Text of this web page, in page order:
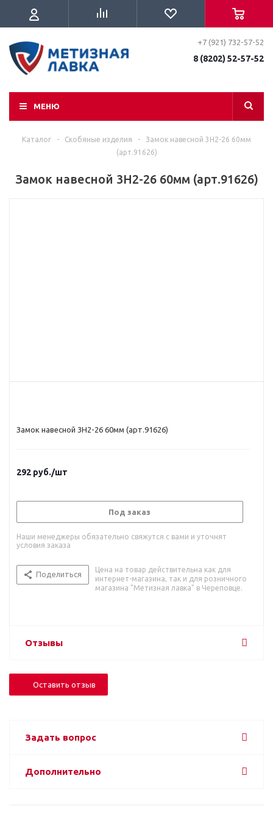
+7 (921) 732-57-52
8 (8202) 52-57-52
МЕНЮ
Каталог - Скобяные изделия -
Замок навесной 3Н2-26 60мм
(арт.91626)
Замок навесной 3Н2-26 60мм (арт.91626)
Замок навесной 3Н2-26 60мм (арт.91626)
292 руб./шт
Под заказ
Наши менеджеры обязательно свяжутся с вами и уточнят
условия заказа
Поделиться
Цена на товар действительна как для
интернет-магазина, так и для розничного
магазина "Метизная лавка" в Череповце.
Отзывы
Оставить отзыв
Задать вопрос
Дополнительно